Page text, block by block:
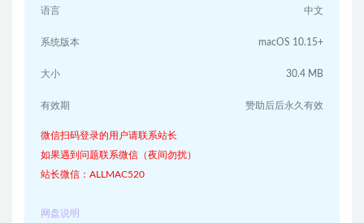
语言 中文
系统版本 macOS 10.15+
大小 30.4 MB
有效期 赞助后后永久有效
微信扫码登录的用户请联系站长
如果遇到问题联系微信（夜间勿扰）
站长微信：ALLMAC520
网盘说明